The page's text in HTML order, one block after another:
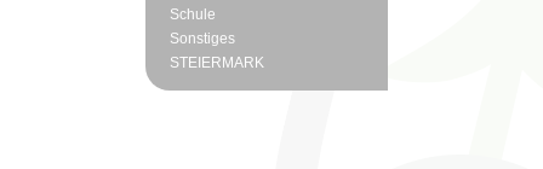
Schule
Sonstiges
STEIERMARK